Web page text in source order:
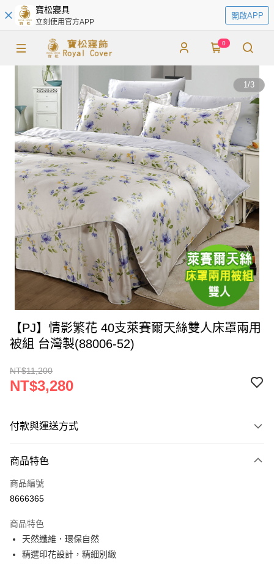
寶松寢具
立刻使用官方APP
開啟APP
0
1/3
【PJ】情影繁花 40支萊賽爾天絲雙人床罩兩用
被組 台灣製(88006-52)
NT$11,200
NT$3,280
付款與運送方式
信用卡一次付款
LINE Pay
街口支付
悠遊付
商品特色
商品編號
8666365
商品特色
天然纖維．環保自然
精選印花設計，精細別緻